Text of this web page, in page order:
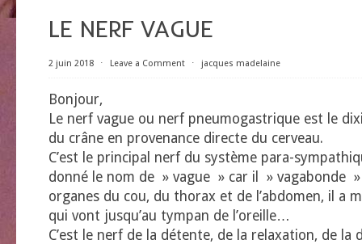
LE NERF VAGUE
2 juin 2018 ⋅ Leave a Comment ⋅ jacques madelaine
Bonjour,
Le nerf vague ou nerf pneumogastrique est le
du crâne en provenance directe du cerveau.
C’est le principal nerf du système para-
donné le nom de » vague » car il » vagabonde
organes du cou, du thorax et de l’abdomen, il a
qui vont jusqu’au tympan de l’oreille…
C’est le nerf de la détente, de la relaxation, de la